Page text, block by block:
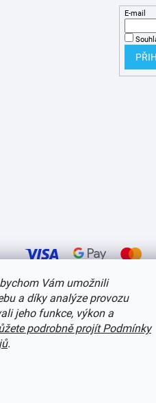
Vám umožnili
a díky analýze provozu
jeho funkce, výkon a
podrobně projít Podmínky
.
E-mail